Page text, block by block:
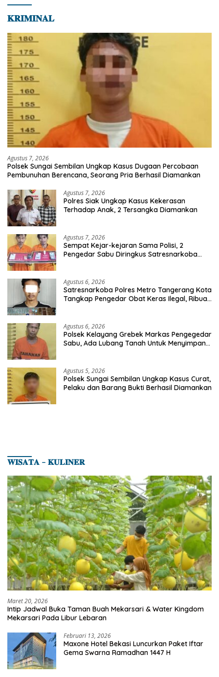
𝐊𝐑𝐈𝐌𝐈𝐍𝐀𝐋
Agustus 7, 2026
Polsek Sungai Sembilan Ungkap Kasus Dugaan Percobaan
Pembunuhan Berencana, Seorang Pria Berhasil Diamankan
Agustus 7, 2026
Polres Siak Ungkap Kasus Kekerasan
Terhadap Anak, 2 Tersangka Diamankan
Agustus 7, 2026
Sempat Kejar-kejaran Sama Polisi, 2
Pengedar Sabu Diringkus Satresnarkoba
Agustus 6, 2026
Satresnarkoba Polres Metro Tangerang Kota
Tangkap Pengedar Obat Keras Ilegal, Ribuan
Agustus 6, 2026
Polsek Kelayang Grebek Markas Pengegedar
Sabu, Ada Lubang Tanah Untuk Menyimpan
Agustus 5, 2026
Polsek Sungai Sembilan Ungkap Kasus Curat,
Pelaku dan Barang Bukti Berhasil Diamankan
𝐖𝐈𝐒𝐀𝐓𝐀 – 𝐊𝐔𝐋𝐈𝐍𝐄𝐑
Maret 20, 2026
Intip Jadwal Buka Taman Buah Mekarsari & Water Kingdom
Mekarsari Pada Libur Lebaran
Februari 13, 2026
Maxone Hotel Bekasi Luncurkan Paket Iftar
Gema Swarna Ramadhan 1447 H